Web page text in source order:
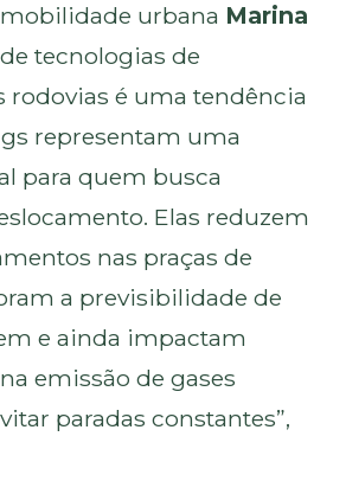
urbana Marina
tecnologias de
rodovias é uma tendência
representam uma
para quem busca
Elas reduzem
nas praças de
a previsibilidade de
e ainda impactam
emissão de gases
paradas constantes”,